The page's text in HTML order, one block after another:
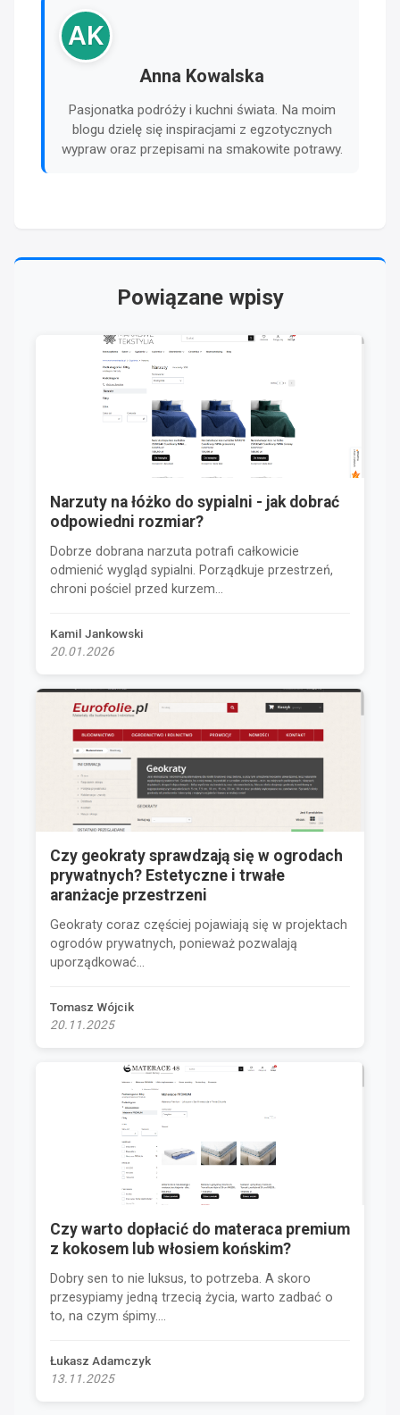
AK
Anna Kowalska
Pasjonatka podróży i kuchni świata. Na moim
blogu dzielę się inspiracjami z egzotycznych
wypraw oraz przepisami na smakowite potrawy.
Powiązane wpisy
Narzuty na łóżko do sypialni - jak dobrać
odpowiedni rozmiar?
Dobrze dobrana narzuta potrafi całkowicie
odmienić wygląd sypialni. Porządkuje przestrzeń,
chroni pościel przed kurzem...
Kamil Jankowski
20.01.2026
Czy geokraty sprawdzają się w ogrodach
prywatnych? Estetyczne i trwałe
aranżacje przestrzeni
Geokraty coraz częściej pojawiają się w projektach
ogrodów prywatnych, ponieważ pozwalają
uporządkować...
Tomasz Wójcik
20.11.2025
Czy warto dopłacić do materaca premium
z kokosem lub włosiem końskim?
Dobry sen to nie luksus, to potrzeba. A skoro
przesypiamy jedną trzecią życia, warto zadbać o
to, na czym śpimy....
Łukasz Adamczyk
13.11.2025